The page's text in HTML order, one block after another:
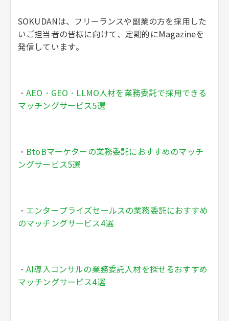
SOKUDANは、フリーランスや副業の方を採用した
いご担当者の皆様に向けて、定期的にMagazineを
発信しています。
・AEO・GEO・LLMO人材を業務委託で採用できる
マッチングサービス5選
・ BtoBマーケターの業務委託におすすめのマッチ
ングサービス5選
・ エンタープライズセールスの業務委託におすすめ
のマッチングサービス4選
・AI導入コンサルの業務委託人材を探せるおすすめ
マッチングサービス4選